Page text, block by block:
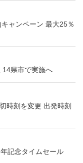
ャンペーン 最大25％
14県市で実施へ
時刻を変更 出発時刻
記念タイムセール